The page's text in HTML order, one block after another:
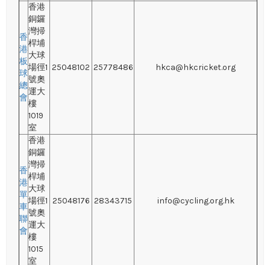
香
港
板
球
總
會
香港
銅鑼
灣掃
桿埔
大球
場徑1
號奧
運大
樓
1019
室
25048102 25778486 hkca@hkcricket.org
香
港
單
車
聯
會
香港
銅鑼
灣掃
桿埔
大球
場徑1
號奧
運大
樓
1015
室
25048176 28343715 info@cycling.org.hk